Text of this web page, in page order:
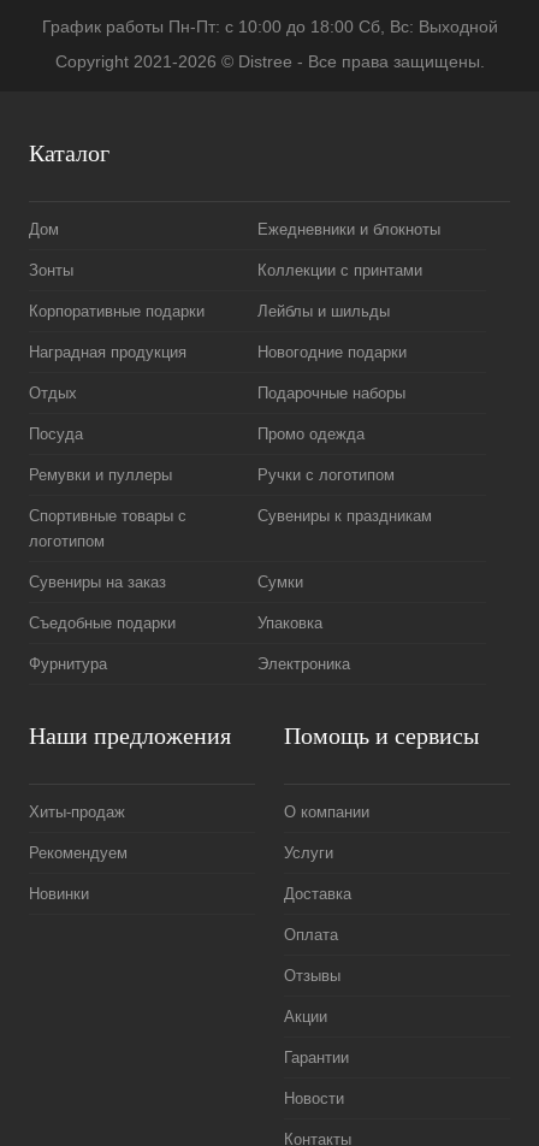
Каталог
Дом Ежедневники и блокноты
Зонты Коллекции с принтами
Корпоративные подарки Лейблы и шильды
Наградная продукция Новогодние подарки
Отдых Подарочные наборы
Посуда Промо одежда
Ремувки и пуллеры Ручки с логотипом
Спортивные товары с
логотипом
Сувениры к праздникам
Сувениры на заказ Сумки
Съедобные подарки Упаковка
Фурнитура Электроника
Наши предложения
Хиты-продаж
Рекомендуем
Новинки
Помощь и сервисы
О компании
Услуги
Доставка
Оплата
Отзывы
Акции
Гарантии
Новости
Контакты
График работы Пн-Пт: с 10:00 до 18:00 Сб, Вс: Выходной
Copyright 2021-2026 © Distree - Все права защищены.